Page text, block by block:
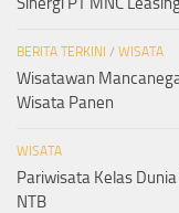
BERITA TERKINI / WISATA
Wisatawan
Wisata Panen
WISATA
Pariwisata Kelas
NTB